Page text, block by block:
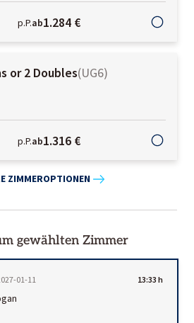
p.P.ab1.284 €
or 2 Doubles(UG6)
p.P.ab1.316 €
ZIMMEROPTIONEN
gewählten Zimmer
01-11 13:33 h